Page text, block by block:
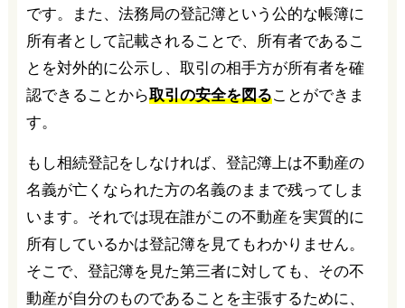
です。また、法務局の登記簿という公的な帳簿に
所有者として記載されることで、所有者であるこ
とを対外的に公示し、取引の相手方が所有者を確
認できることから取引の安全を図ることができま
す。
もし相続登記をしなければ、登記簿上は不動産の
名義が亡くなられた方の名義のままで残ってしま
います。それでは現在誰がこの不動産を実質的に
所有しているかは登記簿を見てもわかりません。
そこで、登記簿を見た第三者に対しても、その不
動産が自分のものであることを主張するために、